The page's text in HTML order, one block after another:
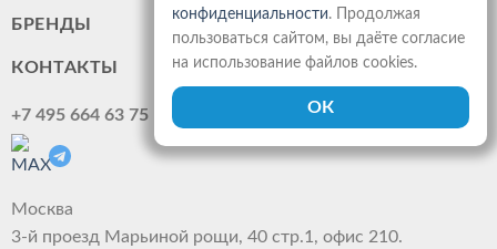
БРЕНДЫ
КОНТАКТЫ
+7 495 664 63 75
Москва
3-й проезд Марьиной рощи, 40 стр.1, офис 210.
конфиденциальности. Продолжая
пользоваться сайтом, вы даёте согласие
на использование файлов cookies.